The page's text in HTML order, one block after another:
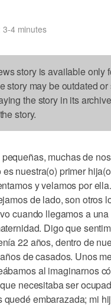
3-4 minutes
story is available only
story may be outdated
the story in its
story.
muchas de
nuestra(o) primer
y velamos por
de lado, son otros
cuando llegamos a
Digo que
22 años, dentro de
de casados. Unos
al imaginarnos
necesitaba ser
quedé embarazada; mi